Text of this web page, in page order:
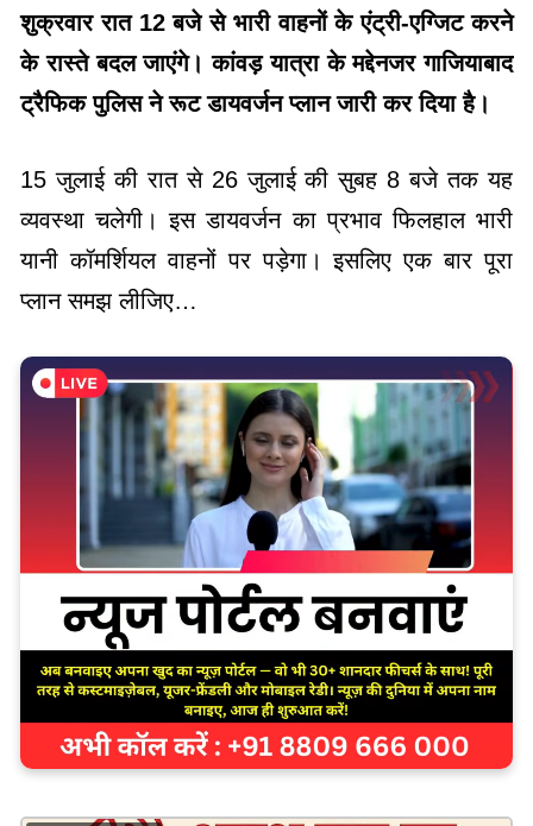
शुक्रवार रात 12 बजे से भारी वाहनों के एंट्री-एग्जिट करने
के रास्ते बदल जाएंगे। कांवड़ यात्रा के मद्देनजर गाजियाबाद
ट्रैफिक पुलिस ने रूट डायवर्जन प्लान जारी कर दिया है।
15 जुलाई की रात से 26 जुलाई की सुबह 8 बजे तक यह
व्यवस्था चलेगी। इस डायवर्जन का प्रभाव फिलहाल भारी
यानी कॉमर्शियल वाहनों पर पड़ेगा। इसलिए एक बार पूरा
प्लान समझ लीजिए…